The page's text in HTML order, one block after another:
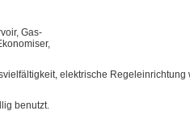
Gas-
elektrische
benutzt.